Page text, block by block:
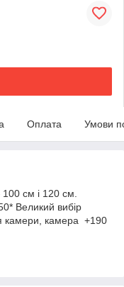
Оплата Умови
см і 120 см.
Великий вибір
камери, камера +190